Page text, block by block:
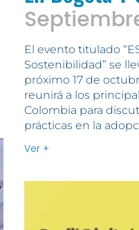
El evento titulado
Sostenibilidad” se
próximo 17 de
reunirá a los
Colombia para
prácticas en la
Ver +